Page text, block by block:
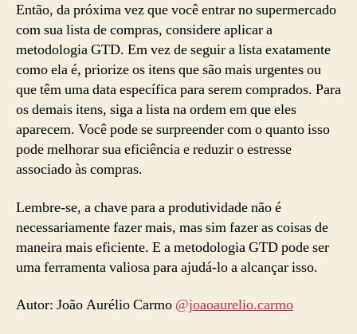
Então, da próxima vez que você entrar no supermercado
com sua lista de compras, considere aplicar a
metodologia GTD. Em vez de seguir a lista exatamente
como ela é, priorize os itens que são mais urgentes ou
que têm uma data específica para serem comprados. Para
os demais itens, siga a lista na ordem em que eles
aparecem. Você pode se surpreender com o quanto isso
pode melhorar sua eficiência e reduzir o estresse
associado às compras.
Lembre-se, a chave para a produtividade não é
necessariamente fazer mais, mas sim fazer as coisas de
maneira mais eficiente. E a metodologia GTD pode ser
uma ferramenta valiosa para ajudá-lo a alcançar isso.
Autor: João Aurélio Carmo @joaoaurelio.carmo